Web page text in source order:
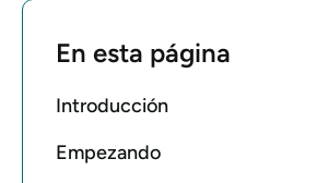
En esta página
Introducción
Empezando